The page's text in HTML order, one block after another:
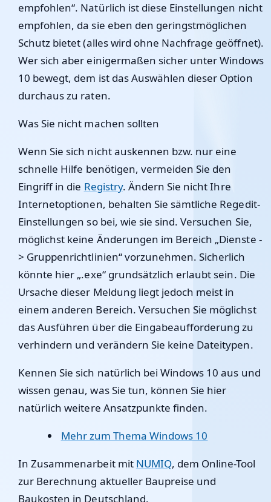
empfohlen“. Natürlich ist diese Einstellungen nicht
empfohlen, da sie eben den geringstmöglichen
Schutz bietet (alles wird ohne Nachfrage geöffnet).
Wer sich aber einigermaßen sicher unter Windows
10 bewegt, dem ist das Auswählen dieser Option
durchaus zu raten.
Was Sie nicht machen sollten
Wenn Sie sich nicht auskennen bzw. nur eine
schnelle Hilfe benötigen, vermeiden Sie den
Eingriff in die Registry. Ändern Sie nicht Ihre
Internetoptionen, behalten Sie sämtliche Regedit-
Einstellungen so bei, wie sie sind. Versuchen Sie,
möglichst keine Änderungen im Bereich „Dienste -
> Gruppenrichtlinien“ vorzunehmen. Sicherlich
könnte hier „.exe“ grundsätzlich erlaubt sein. Die
Ursache dieser Meldung liegt jedoch meist in
einem anderen Bereich. Versuchen Sie möglichst
das Ausführen über die Eingabeaufforderung zu
verhindern und verändern Sie keine Dateitypen.
Kennen Sie sich natürlich bei Windows 10 aus und
wissen genau, was Sie tun, können Sie hier
natürlich weitere Ansatzpunkte finden.
Mehr zum Thema Windows 10
In Zusammenarbeit mit NUMIQ, dem Online-Tool
zur Berechnung aktueller Baupreise und
Baukosten in Deutschland.